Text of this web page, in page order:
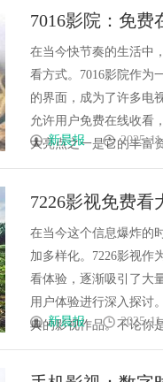
7016影院：免
在当今快节奏的生活中
看方式。7016影院作为
的界面，成为了许多电
允许用户免费在线收看
大亮点之一是它的丰富
新晨报 2025-
7226影视免费
在当今这个信息爆炸的
加多样化。7226影视作
看体验，逐渐吸引了大
用户体验进行深入探讨
典的影视作品。不论你
新晨报 2025-